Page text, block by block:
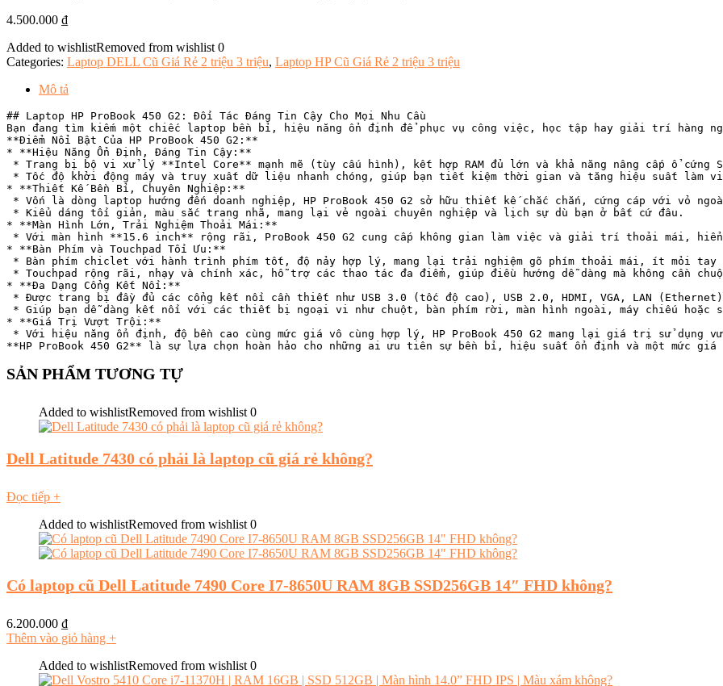
4.500.000 ₫
Added to wishlistRemoved from wishlist 0
Categories: Laptop DELL Cũ Giá Rẻ 2 triệu 3 triệu, Laptop HP Cũ Giá Rẻ 2 triệu 3 triệu
Mô tả
## Laptop HP ProBook 450 G2: Đối Tác Đáng Tin Cậy Cho Mọi Nhu Cầu
Bạn đang tìm kiếm một chiếc laptop bền bỉ, hiệu năng ổn định để phục vụ công việc, học tập hay giải trí hàng
**Điểm Nổi Bật Của HP ProBook 450 G2:**
* **Hiệu Năng Ổn Định, Đáng Tin Cậy:**
* Trang bị bộ vi xử lý **Intel Core** mạnh mẽ (tùy cấu hình), kết hợp RAM đủ lớn và khả năng nâng cấp ổ cứng
* Tốc độ khởi động máy và truy xuất dữ liệu nhanh chóng, giúp bạn tiết kiệm thời gian và tăng hiệu suất làm
* **Thiết Kế Bền Bỉ, Chuyên Nghiệp:**
* Vốn là dòng laptop hướng đến doanh nghiệp, HP ProBook 450 G2 sở hữu thiết kế chắc chắn, cứng cáp với vỏ
* Kiểu dáng tối giản, màu sắc trang nhã, mang lại vẻ ngoài chuyên nghiệp và lịch sự dù bạn ở bất cứ đâu.
* **Màn Hình Lớn, Trải Nghiệm Thoải Mái:**
* Với màn hình **15.6 inch** rộng rãi, ProBook 450 G2 cung cấp không gian làm việc và giải trí thoải mái,
* **Bàn Phím và Touchpad Tối Ưu:**
* Bàn phím chiclet với hành trình phím tốt, độ nảy hợp lý, mang lại trải nghiệm gõ phím thoải mái, ít mỏi
* Touchpad rộng rãi, nhạy và chính xác, hỗ trợ các thao tác đa điểm, giúp điều hướng dễ dàng mà không cần
* **Đa Dạng Cổng Kết Nối:**
* Được trang bị đầy đủ các cổng kết nối cần thiết như USB 3.0 (tốc độ cao), USB 2.0, HDMI, VGA, LAN
* Giúp bạn dễ dàng kết nối với các thiết bị ngoại vi như chuột, bàn phím rời, màn hình ngoài, máy chiếu hoặc
* **Giá Trị Vượt Trội:**
* Với hiệu năng ổn định, độ bền cao cùng mức giá vô cùng hợp lý, HP ProBook 450 G2 mang lại giá trị sử
**HP ProBook 450 G2** là sự lựa chọn hoàn hảo cho những ai ưu tiên sự bền bỉ, hiệu suất ổn định và một mức
SẢN PHẨM TƯƠNG TỰ
Added to wishlistRemoved from wishlist 0
Dell Latitude 7430 có phải là laptop cũ giá rẻ không?
Đọc tiếp +
Added to wishlistRemoved from wishlist 0
Có laptop cũ Dell Latitude 7490 Core I7-8650U RAM 8GB SSD256GB 14″ FHD không?
6.200.000 ₫
Thêm vào giỏ hàng +
Added to wishlistRemoved from wishlist 0